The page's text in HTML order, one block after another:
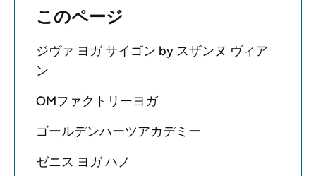
このページ
ジヴァ ヨガ サイゴン by スザンヌ ヴィア
ン
OMファクトリーヨガ
ゴールデンハーツアカデミー
ゼニス ヨガ ハノ